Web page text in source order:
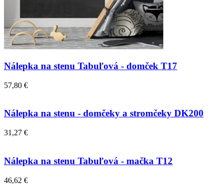
Nálepka na stenu Tabuľová - domček T17
57,80 €
Nálepka na stenu - domčeky a stromčeky DK200
31,27 €
Nálepka na stenu Tabuľová - mačka T12
46,62 €